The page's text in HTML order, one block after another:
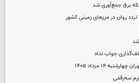
روان در مرزهای زمینی کشور
جواب نداد
۱۴ مرداد ۱۴۰۵
سه‌رقمی